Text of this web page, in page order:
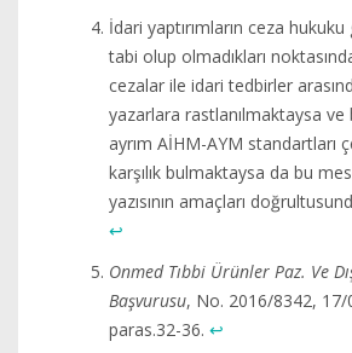
İdari yaptırımların ceza
tabi olup olmadıkları
cezalar ile idari tedbirler
yazarlara rastlanılmaktaysa
ayrım AİHM-AYM standartları
karşılık bulmaktaysa da bu
yazısının amaçları
↩︎
Onmed Tıbbi Ürünler Paz. Ve
Başvurusu, No. 2016/8342, 17/
paras.32-36. ↩︎